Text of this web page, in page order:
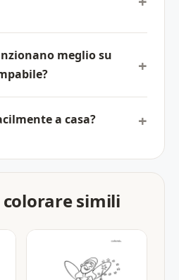
meglio su
a casa?
colorare simili